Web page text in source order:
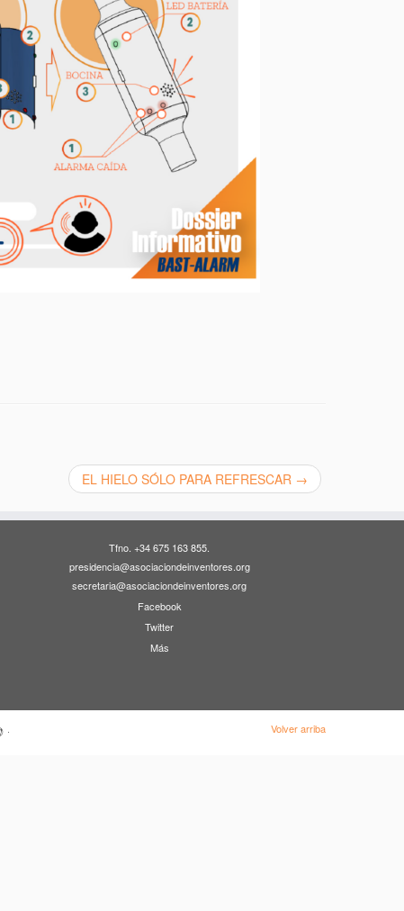
EL HIELO SÓLO PARA REFRESCAR →
Tfno. +34 675 163 855.
presidencia@asociaciondeinventores.org
secretaria@asociaciondeinventores.org
Facebook
Twitter
Más
· Volver arriba